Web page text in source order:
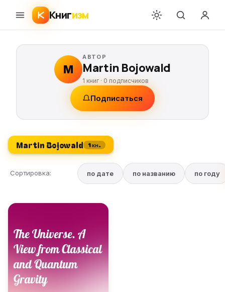
Книгизм
M
АВТОР
Martin Bojowald
1 книг ·0 подписчиков
Подписаться
Martin Bojowald 1 кн.
Сортировка: по дате по названию по году